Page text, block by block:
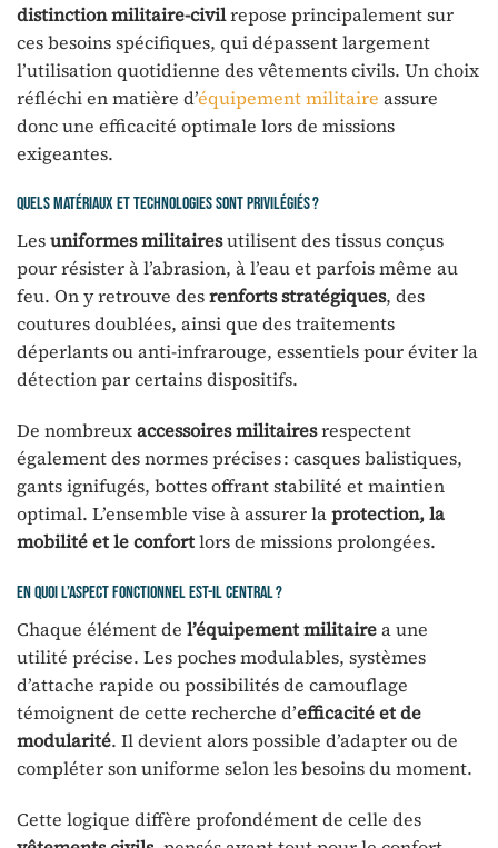
distinction militaire-civilrepose principalement sur
ces besoins spécifiques, qui dépassent largement
l’utilisation quotidienne des vêtements civils. Un choix
réfléchi en matière d’équipement militaire assure
donc une efficacité optimale lors de missions
exigeantes.
Quels matériaux et technologies sont privilégiés ?
Lesuniformes militairesutilisent des tissus conçus
pour résister à l’abrasion, à l’eau et parfois même au
feu. On y retrouve desrenforts stratégiques, des
coutures doublées, ainsi que des traitements
déperlants ou anti-infrarouge, essentiels pour éviter la
détection par certains dispositifs.
De nombreuxaccessoires militairesrespectent
également des normes précises : casques balistiques,
gants ignifugés, bottes offrant stabilité et maintien
optimal. L’ensemble vise à assurer laprotection, la
mobilité et le confortlors de missions prolongées.
En quoi l’aspect fonctionnel est-il central ?
Chaque élément de l’équipement militairea une
utilité précise. Les poches modulables, systèmes
d’attache rapide ou possibilités de camouflage
témoignent de cette recherche d’efficacité et de
modularité. Il devient alors possible d’adapter ou de
compléter son uniforme selon les besoins du moment.
Cette logique diffère profondément de celle des